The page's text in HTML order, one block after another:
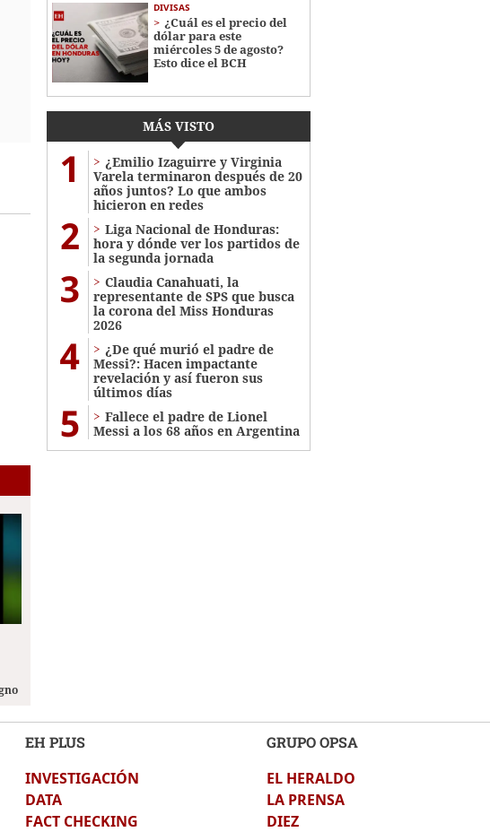
DIVISAS
¿Cuál es el precio del
dólar para este
miércoles 5 de agosto?
Esto dice el BCH
MÁS VISTO
1
¿Emilio Izaguirre y Virginia
Varela terminaron después de 20
años juntos? Lo que ambos
hicieron en redes
2
Liga Nacional de Honduras:
hora y dónde ver los partidos de
la segunda jornada
3
Claudia Canahuati, la
representante de SPS que busca
la corona del Miss Honduras
2026
4
¿De qué murió el padre de
Messi?: Hacen impactante
revelación y así fueron sus
últimos días
5
Fallece el padre de Lionel
Messi a los 68 años en Argentina
EH PLUS
INVESTIGACIÓN
DATA
FACT CHECKING
GRUPO OPSA
EL HERALDO
LA PRENSA
DIEZ